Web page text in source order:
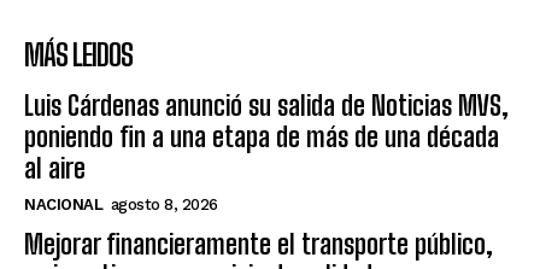
MÁS LEIDOS
Luis Cárdenas anunció su salida de Noticias MVS,
poniendo fin a una etapa de más de una década
al aire
NACIONAL agosto 8, 2026
Mejorar financieramente el transporte público,